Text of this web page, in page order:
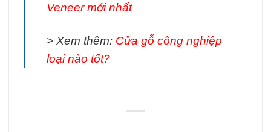
Veneer mới nhất
> Xem thêm: Cửa gỗ công nghiệp
loại nào tốt?